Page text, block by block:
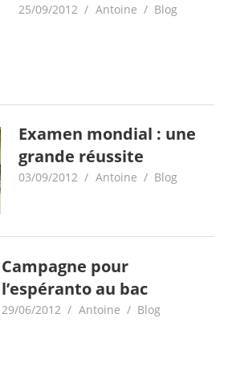
25/09/2012 Antoine Blog
Examen mondial : une
grande réussite
03/09/2012 Antoine Blog
Campagne pour
l’espéranto au bac
29/06/2012 Antoine Blog